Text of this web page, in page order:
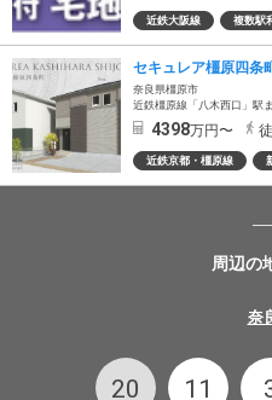
近鉄大阪線 複数駅
セキュレア橿原四条
奈良県橿原市
近鉄橿原線「八木西口」駅
4398万円〜
近鉄京都・橿原線
周辺の
奈
20 11